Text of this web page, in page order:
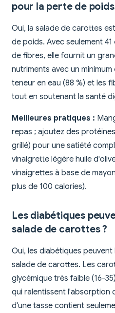
pour la perte de poids
Oui, la salade de carottes
de poids. Avec seulement
de fibres, elle fournit un
nutriments avec un
teneur en eau (88 %) et les
tout en soutenant la santé
Meilleures pratiques :
repas ; ajoutez des
grillé) pour une satiété
vinaigrette légère huile
vinaigrettes à base de
plus de 100 calories).
Les diabétiques
salade de carottes ?
Oui, les diabétiques
salade de carottes. Les
glycémique très faible (16-
qui ralentissent l'absorption
d'une tasse contient